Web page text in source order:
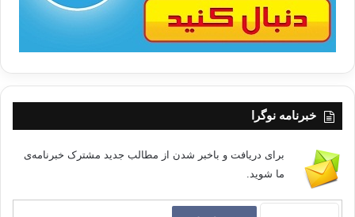
خبرنامه نوگرا
برای دریافت و باخبر شدن از مطالب جدید مشترک خبرنامه‌ی
ما شوید.